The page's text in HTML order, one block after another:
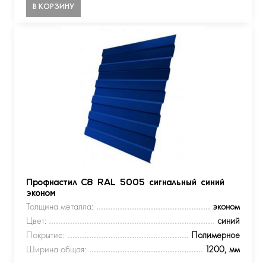
В КОРЗИНУ
Профнастил С8 RAL 5005 сигнальный синий
эконом
Толщина металла:
эконом
Цвет:
синий
Покрытие:
Полимерное
Ширина общая:
1200, мм